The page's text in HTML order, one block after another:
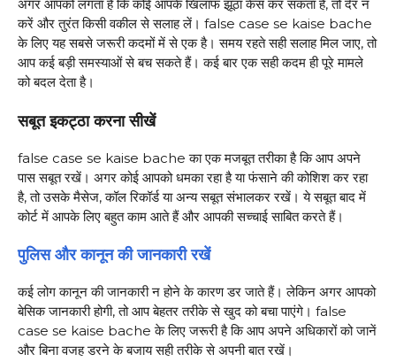
अगर आपको लगता है कि कोई आपके खिलाफ झूठा केस कर सकता है, तो देर न
करें और तुरंत किसी वकील से सलाह लें। false case se kaise bache
के लिए यह सबसे जरूरी कदमों में से एक है। समय रहते सही सलाह मिल जाए, तो
आप कई बड़ी समस्याओं से बच सकते हैं। कई बार एक सही कदम ही पूरे मामले
को बदल देता है।
सबूत इकट्ठा करना सीखें
false case se kaise bache का एक मजबूत तरीका है कि आप अपने
पास सबूत रखें। अगर कोई आपको धमका रहा है या फंसाने की कोशिश कर रहा
है, तो उसके मैसेज, कॉल रिकॉर्ड या अन्य सबूत संभालकर रखें। ये सबूत बाद में
कोर्ट में आपके लिए बहुत काम आते हैं और आपकी सच्चाई साबित करते हैं।
पुलिस और कानून की जानकारी रखें
कई लोग कानून की जानकारी न होने के कारण डर जाते हैं। लेकिन अगर आपको
बेसिक जानकारी होगी, तो आप बेहतर तरीके से खुद को बचा पाएंगे। false
case se kaise bache के लिए जरूरी है कि आप अपने अधिकारों को जानें
और बिना वजह डरने के बजाय सही तरीके से अपनी बात रखें।